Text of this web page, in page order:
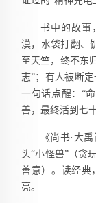
书中的故事
漠，水袋打翻、
至天竺，终不东
志”；有人被断
一句话点醒：“
善，最终活到七
《尚书·大
头“小怪兽”（贪
善意）。读经典
亮。